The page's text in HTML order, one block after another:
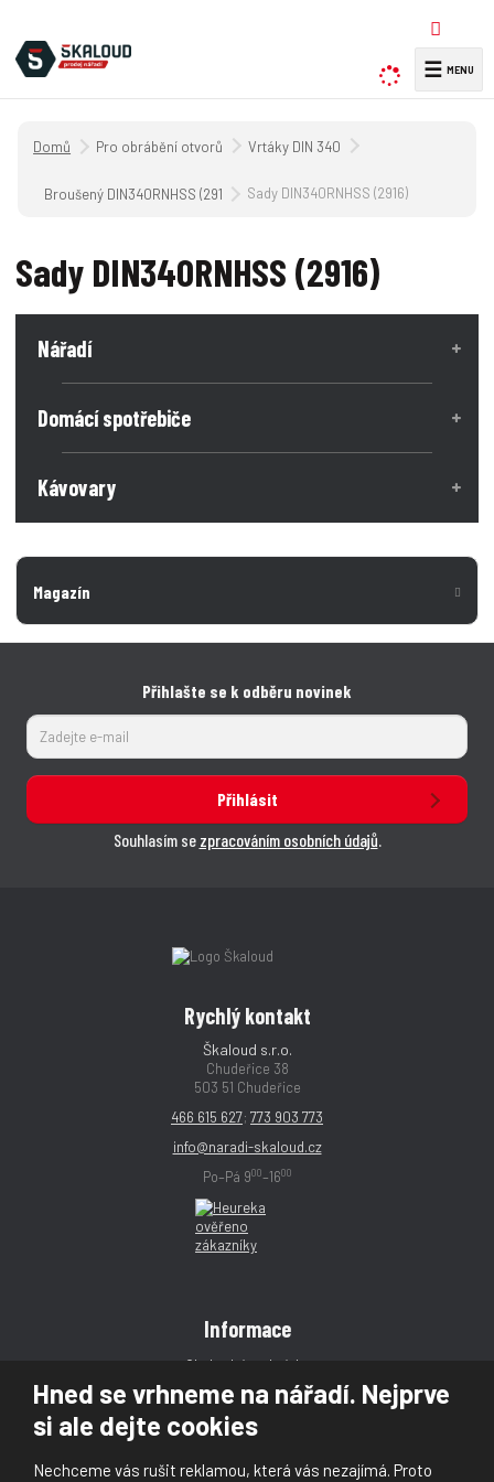
Hned se vrhneme na nářadí. Nejprve
si ale dejte cookies
Nechceme vás rušit reklamou, která vás nezajímá. Proto
y
l
t
☰
Úvodní strana
Pro obrábění otvorů Vrtáky DIN 340
Broušený DIN340RNHSS (2916) Sady DIN340RNHSS (2916)
Sady DIN340RNHSS (2916)
Nářadí
Domácí spotřebiče
Kávovary
Magazín
Přihlašte se k odběru novinek
Přihlásit
Souhlasím se zpracováním osobních údajů.
Rychlý kontakt
Škaloud s.r.o.
Chudeřice 38
503 51 Chudeřice
466 615 627; 773 903 773
info@naradi-skaloud.cz
Po–Pá 900–1600
Informace
Obchodní podmínky
Reklamace
Magazín